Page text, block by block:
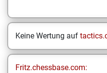
Keine Wertung auf
Fritz.chessbase.com: